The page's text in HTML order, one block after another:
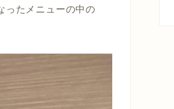
ったメニューの中の